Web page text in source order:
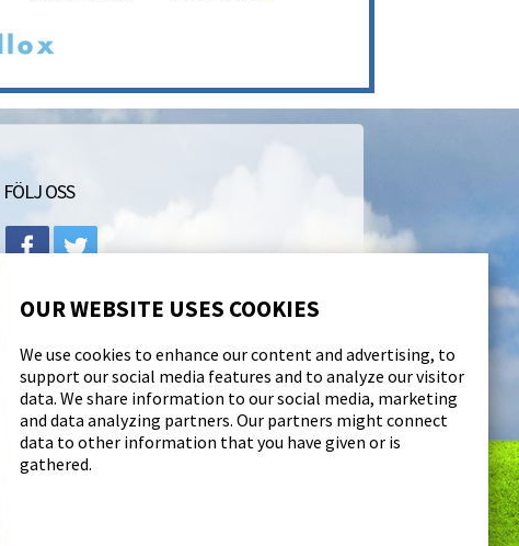
OUR WEBSITE USES COOKIES
We use cookies to enhance our content and advertising, to
support our social media features and to analyze our visitor
data. We share information to our social media, marketing
and data analyzing partners. Our partners might connect
data to other information that you have given or is
gathered.
FÖLJ OSS